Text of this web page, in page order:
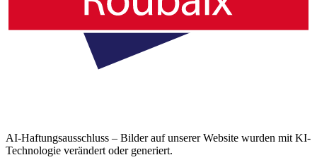
AI-Haftungsausschluss – Bilder auf unserer Website wurden mit KI-
Technologie verändert oder generiert.